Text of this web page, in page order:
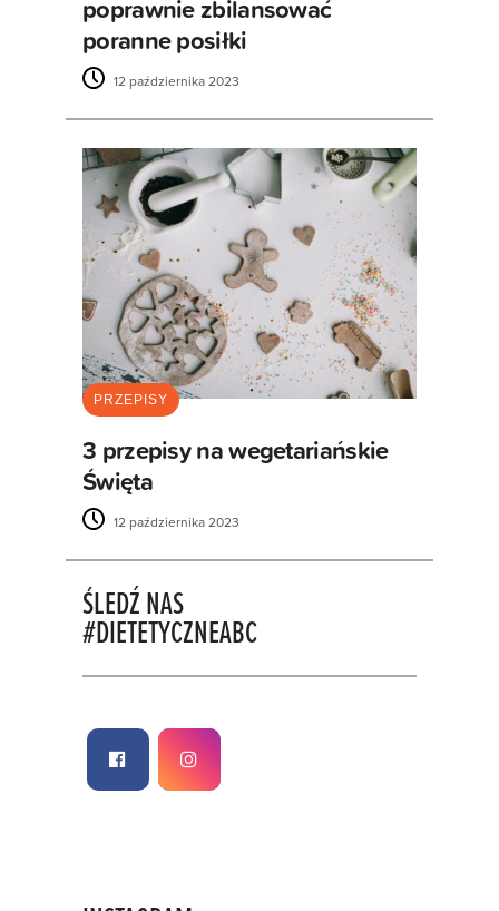
poprawnie zbilansować
poranne posiłki
12 października 2023
PRZEPISY
3 przepisy na wegetariańskie
Święta
12 października 2023
ŚLEDŹ NAS
#DIETETYCZNEABC